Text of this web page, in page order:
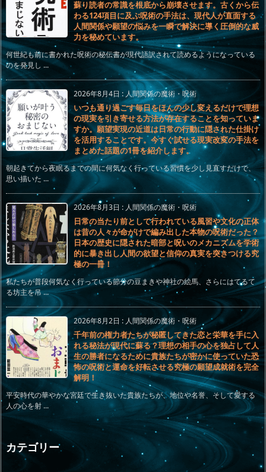
蘇り読者の常識を根底から崩壊させます。古くから伝
わる124項目に及ぶ呪術の手法は、現代人が直面する
人間関係や願望の悩みを一瞬で解決に導く圧倒的な威
力を秘めています。
何世紀も前に書かれた呪術の秘伝書が現代語訳されて読めるようになっている
のを発見し ...
2026年8月4日 : 人間関係の魔術・呪術
いつも通り過ごす毎日をほんの少し変えるだけで理想
の現実を引き寄せる方法が存在することを知っていま
すか。願望実現の近道は日常の行動に隠された仕掛け
を活用することです。今すぐ試せる現実改変の手法を
まとめた話題の1冊を紹介します。
朝起きてから夜眠るまでの間に何気なく行っている習慣を少し見直すだけで、
思い描いた ...
2026年8月3日 : 人間関係の魔術・呪術
日常の当たり前として行われている風習や文化の正体
は昔の人々が命がけで編み出した本物の呪術だった？
日本の歴史に隠された暗部と呪いのメカニズムを学術
的に暴き出し人間の欲望と信仰の真実を突きつける究
極の一冊！
私たちが普段何気なく行っている節分の豆まきや神社の絵馬、さらにはてるて
る坊主を吊 ...
2026年8月2日 : 人間関係の魔術・呪術
千年前の権力者たちが秘匿してきた恋と栄華を手に入
れる秘法が現代に蘇る？理想の相手の心を独占して人
生の勝者になるために貴族たちが密かに使っていた恐
怖の呪術と運命を好転させる究極の願望成就術を完全
解明！
平安時代の華やかな宮廷で生き抜いた貴族たちが、地位や名誉、そして愛する
人の心を射 ...
カテゴリー